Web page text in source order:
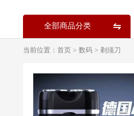
全部商品分类
当前位置： 首页 > 数码 > 剃须刀